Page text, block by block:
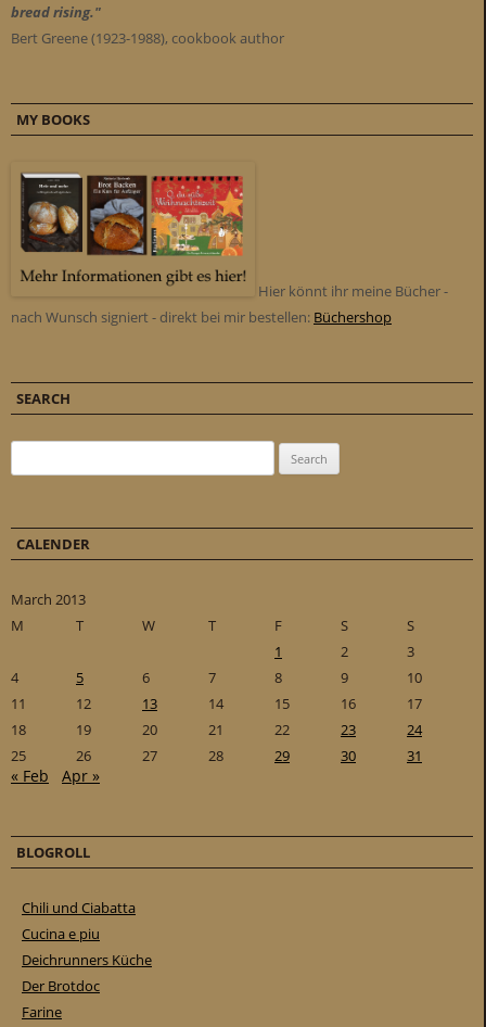
bread rising."
Bert Greene (1923-1988), cookbook author
MY BOOKS
Hier könnt ihr meine Bücher -
nach Wunsch signiert - direkt bei mir bestellen: Büchershop
SEARCH
CALENDER
March 2013
M
T W T F S
S
1
2
3
4
5 6 7 8 9
10
11
12 13 14 15 16
17
18
19 20 21 22 23
24
25
26 27 28 29 30 31
« Feb Apr »
BLOGROLL
Chili und Ciabatta
Cucina e piu
Deichrunners Küche
Der Brotdoc
Farine